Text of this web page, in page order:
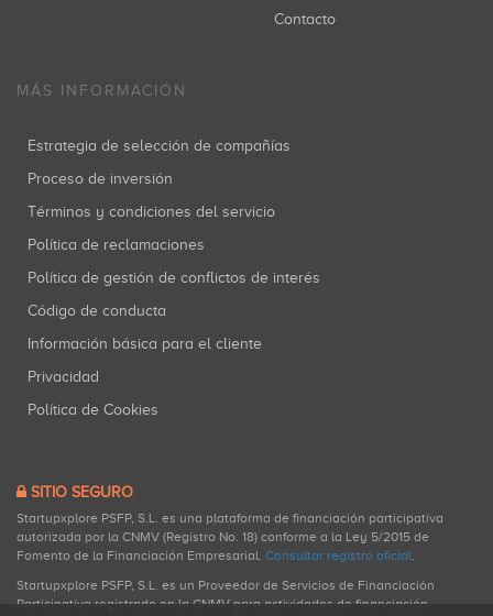
Contacto
MÁS INFORMACIÓN
Estrategia de selección de compañías
Proceso de inversión
Términos y condiciones del servicio
Política de reclamaciones
Política de gestión de conflictos de interés
Código de conducta
Información básica para el cliente
Privacidad
Política de Cookies
SITIO SEGURO
Startupxplore PSFP, S.L. es una plataforma de financiación participativa
autorizada por la CNMV (Registro No. 18) conforme a la Ley 5/2015 de
Fomento de la Financiación Empresarial. Consultar registro oficial.
Startupxplore PSFP, S.L. es un Proveedor de Servicios de Financiación
Participativa registrado en la CNMV para actividades de financiación